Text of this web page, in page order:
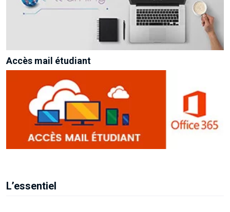
Accès mail étudiant
L’essentiel